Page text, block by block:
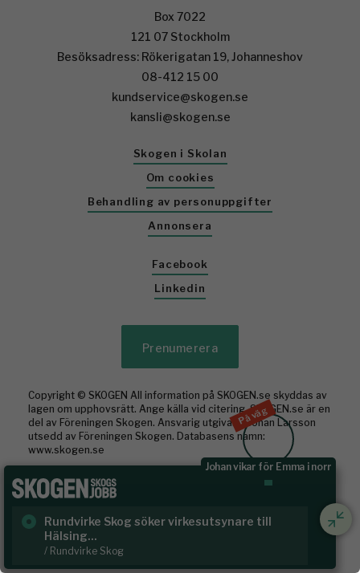
På väg
Johan vikar för Emma i norr
Rundvirke Skog söker virkesutsynare till
Hälsing...
/ Rundvirke Skog
Box 7022
121 07 Stockholm
Besöksadress: Rökerigatan 19, Johanneshov
08-412 15 00
kundservice@skogen.se
kansli@skogen.se
Skogen i Skolan
Om cookies
Behandling av personuppgifter
Annonsera
Facebook
Linkedin
Prenumerera
Copyright © SKOGEN All information på SKOGEN.se skyddas av
lagen om upphovsrätt. Ange källa vid citering. SKOGEN.se är en
del av Föreningen Skogen. Ansvarig utgivare: Johan Larsson
utsedd av Föreningen Skogen. Databasens namn:
www.skogen.se